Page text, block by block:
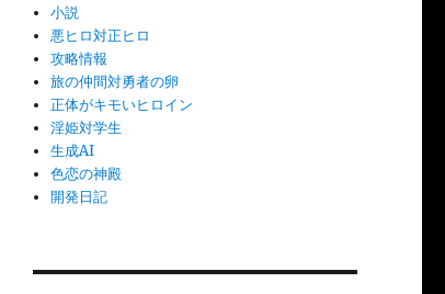
小説
悪ヒロ対正ヒロ
攻略情報
旅の仲間対勇者の卵
正体がキモいヒロイン
淫姫対学生
生成AI
色恋の神殿
開発日記